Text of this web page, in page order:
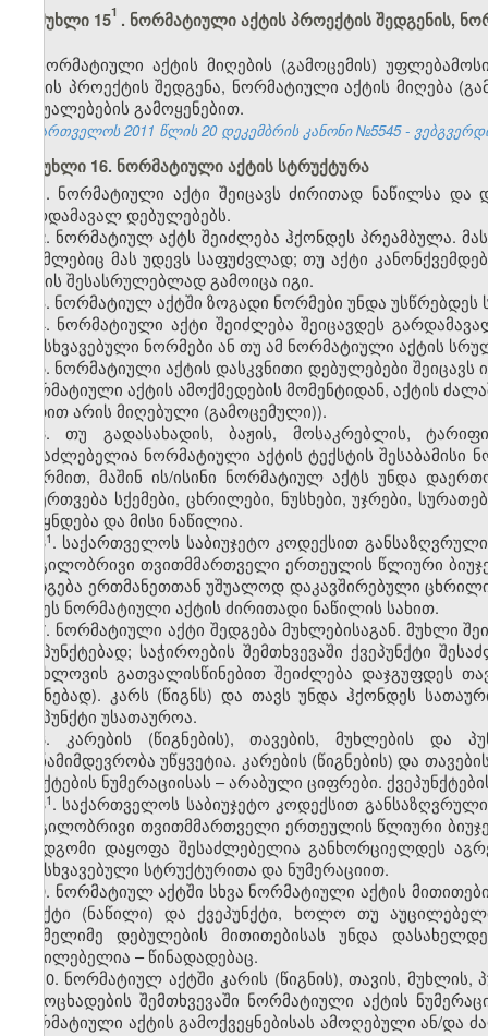
მუხლი 151 . ნორმატიული აქტის პროექტის შედგენის,
ნორმატიული აქტის მიღების (გამოცემის)
აქტის პროექტის შედგენა, ნორმატიული აქტის მიღება
საშუალებების გამოყენებით.
საქართველოს 2011 წლის 20 დეკემბრის კანონი №5545 -
მუხლი 16. ნორმატიული აქტის სტრუქტურა
1. ნორმატიული აქტი შეიცავს ძირითად ნაწილსა
გარდამავალ დებულებებს.
2. ნორმატიულ აქტს შეიძლება ჰქონდეს პრეამბულა.
რომლებიც მას უდევს საფუძვლად; თუ აქტი
აქტის შესასრულებლად გამოიცა იგი.
3. ნორმატიულ აქტში ზოგადი ნორმები უნდა
4. ნორმატიული აქტი შეიძლება შეიცავდეს
განსხვავებული ნორმები ან თუ ამ ნორმატიული აქტის
5. ნორმატიული აქტის დასკვნითი დებულებები
ნორმატიული აქტის ამოქმედების მომენტიდან, აქტის
ვადით არის მიღებული (გამოცემული)).
6.თუ გადასახადის, ბაჟის, მოსაკრებლის,
შესაძლებელია ნორმატიული აქტის ტექსტის შესაბამისი
ფორმით, მაშინ ის/ისინი ნორმატიულ აქტს უნდა
დაერთვება სქემები, ცხრილები, ნუსხები, უჯრები,
ქვეყნდება და მისი ნაწილია.
6​1. საქართველოს საბიუჯეტო კოდექსით
ადგილობრივი თვითმმართველი ერთეულის წლიური
შედგება ერთმანეთთან უშუალოდ დაკავშირებული
იქნეს ნორმატიული აქტის ძირითადი ნაწილის სახით.
7. ნორმატიული აქტი შედგება მუხლებისაგან. მუხლი
ქვეპუნქტებად; საჭიროების შემთხვევაში ქვეპუნქტი
სიახლოვის გათვალისწინებით შეიძლება დაჯგუფდეს
წიგნებად). კარს (წიგნს) და თავს უნდა ჰქონდეს
ქვეპუნქტი უსათაუროა.
8. კარების (წიგნების), თავების, მუხლების და
თანამიმდევრობა უწყვეტია. კარების (წიგნების) და
პუნქტების ნუმერაციისას – არაბული ციფრები.
8​1. საქართველოს საბიუჯეტო კოდექსით განსაზღვრული
ადგილობრივი თვითმმართველი ერთეულის წლიური
შემდგომი დაყოფა შესაძლებელია განხორციელდეს
განსხვავებული სტრუქტურითა და ნუმერაციით.
9. ნორმატიულ აქტში სხვა ნორმატიული აქტის
პუნქტი (ნაწილი) და ქვეპუნქტი, ხოლო თუ
რომელიმე დებულების მითითებისას უნდა
აუცილებელია – წინადადებაც.
10. ნორმატიულ აქტში კარის (წიგნის), თავის,
გამოცხადების შემთხვევაში ნორმატიული აქტის
ნორმატიული აქტის გამოქვეყნებისას ამოღებული ან/და